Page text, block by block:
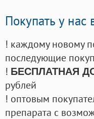
Покупать у нас
! каждому новому
последующие
! БЕСПЛАТНАЯ
рублей
! оптовым
препарата с